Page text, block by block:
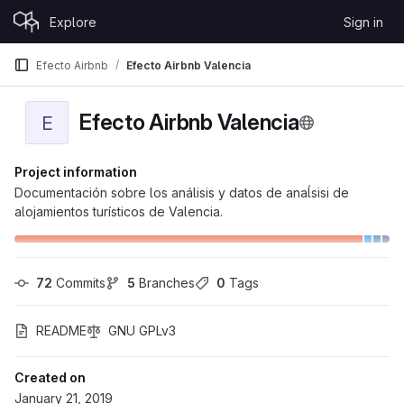
Skip to content
GitLab Explore Sign in
Efecto Airbnb Efecto Airbnb Valencia
E Efecto Airbnb Valencia
Project information
Documentación sobre los análisis y datos de anaĺsisi de
alojamientos turísticos de Valencia.
72 Commits 5 Branches 0 Tags
README GNU GPLv3
Created on
January 21, 2019